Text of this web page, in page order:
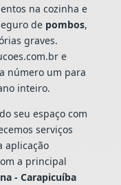
na cozinha e
de pombos,
graves.
e
número um para
inteiro.
seu espaço com
serviços
aplicação
a principal
- Carapicuíba